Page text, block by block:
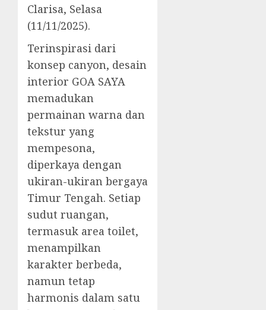
Clarisa, Selasa
(11/11/2025).
Terinspirasi dari
konsep canyon, desain
interior GOA SAYA
memadukan
permainan warna dan
tekstur yang
mempesona,
diperkaya dengan
ukiran-ukiran bergaya
Timur Tengah. Setiap
sudut ruangan,
termasuk area toilet,
menampilkan
karakter berbeda,
namun tetap
harmonis dalam satu